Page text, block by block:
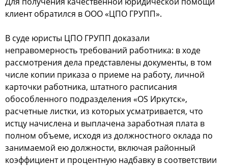
клиент обратился в ООО «ЦПО ГРУПП».
В суде юристы ЦПО ГРУПП доказали
неправомерность требований работника: в ходе
рассмотрения дела представлены документы, в том
числе копии приказа о приеме на работу, личной
карточки работника, штатного расписания
обособленного подразделения «OS Иркутск»,
расчетные листки, из которых усматривается, что
истцу начислена и выплачена заработная плата в
полном объеме, исходя из должностного оклада по
занимаемой ею должности, включая районный
коэффициент и процентную надбавку в соответствии